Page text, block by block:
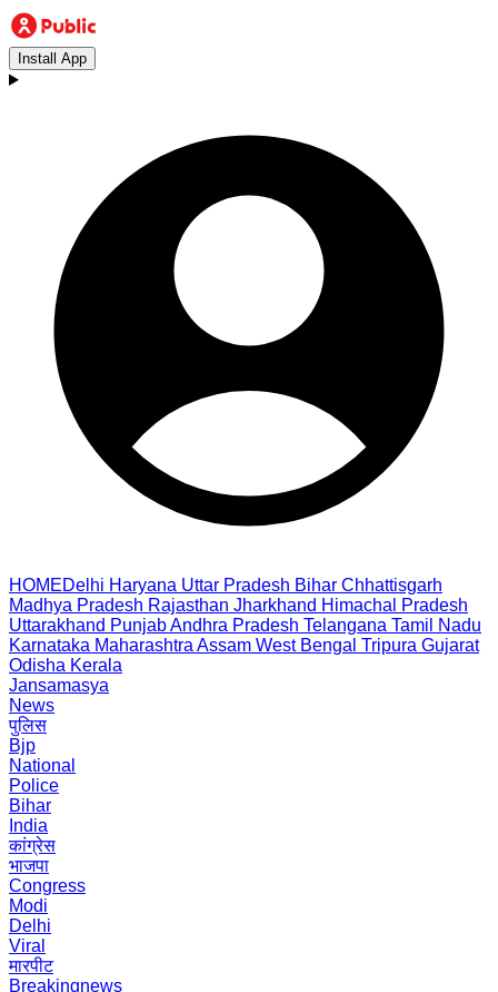
Install App
HOMEDelhi Haryana Uttar Pradesh Bihar Chhattisgarh
Madhya Pradesh Rajasthan Jharkhand Himachal Pradesh
Uttarakhand PunjabAndhra Pradesh Telangana Tamil Nadu
Karnataka Maharashtra Assam West Bengal Tripura Gujarat
Odisha Kerala
Jansamasya
News
पुलिस
Bjp
National
Police
Bihar
India
कांग्रेस
भाजपा
Congress
Modi
Delhi
Viral
मारपीट
Breakingnews